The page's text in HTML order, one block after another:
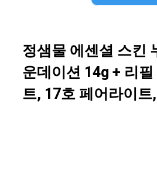
정샘물 에센셜 스킨
운데이션 14g + 리
트, 17호 페어라이